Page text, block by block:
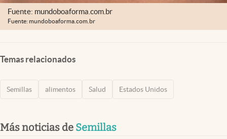
Fuente: mundoboaforma.com.br
Fuente: mundoboaforma.com.br
Temas relacionados
Semillas alimentos Salud Estados Unidos
Más noticias de Semillas